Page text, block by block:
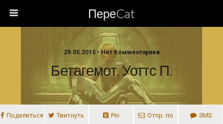
ПереCat
29.05.2015 • Нет Комментариев
Бетагемот, Уоттс П.
Поделиться Твитнуть Pin
Отпр. по
SMS